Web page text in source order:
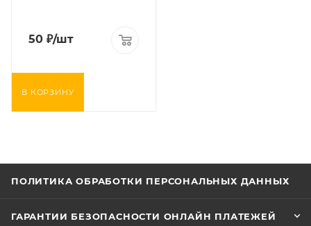
50 ₽/шт
В КОРЗИНУ
ПОЛИТИКА ОБРАБОТКИ ПЕРСОНАЛЬНЫХ ДАННЫХ
ГАРАНТИИ БЕЗОПАСНОСТИ ОНЛАЙН ПЛАТЕЖЕЙ